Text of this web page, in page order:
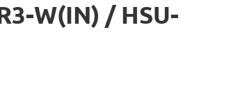
W(IN) / HSU-